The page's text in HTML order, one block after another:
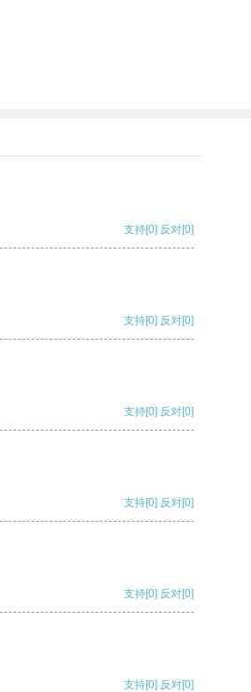
支持[0] 反对[0]
支持[0] 反对[0]
支持[0] 反对[0]
支持[0] 反对[0]
支持[0] 反对[0]
支持[0] 反对[0]